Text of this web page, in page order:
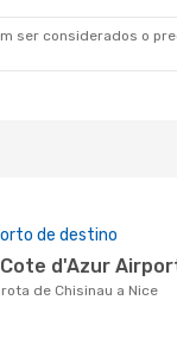
ser considerados o
de destino
Cote d'Azur
rota de Chisinau a Nice